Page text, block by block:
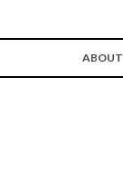
ABOUT